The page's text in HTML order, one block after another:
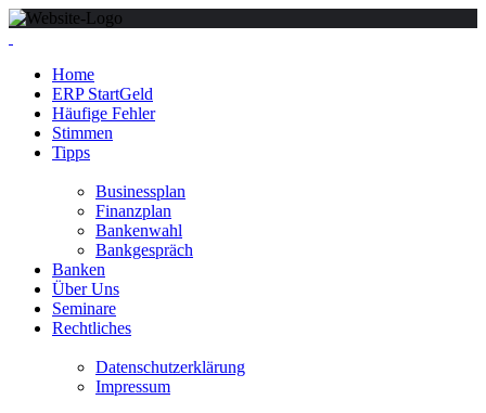
Home
ERP StartGeld
Häufige Fehler
Stimmen
Tipps
Businessplan
Finanzplan
Bankenwahl
Bankgespräch
Banken
Über Uns
Seminare
Rechtliches
Datenschutzerklärung
Impressum